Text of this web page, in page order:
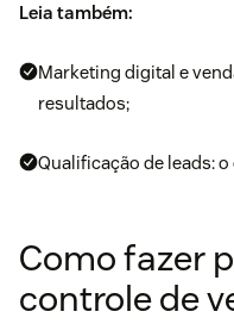
Leia também:
Marketing digital e
resultados;
Qualificação de leads:
Como fazer
controle de